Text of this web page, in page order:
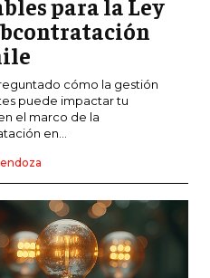
EMPRESARIAL
MEJORA CONTINUA
Y SELECCIÓN
DE PERSONAL
para la Ley
cómo la gestión
puede impactar tu
el marco de la
en...